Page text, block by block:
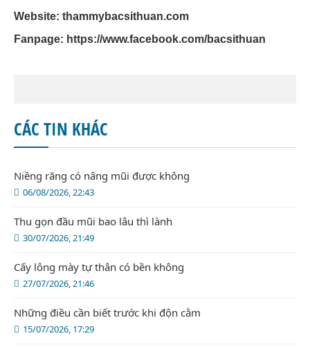
Website: thammybacsithuan.com
Fanpage: https://www.facebook.com/bacsithuan
CÁC TIN KHÁC
06/08/2026, 22:43
Niềng răng có nâng mũi được không
30/07/2026, 21:49
Thu gọn đầu mũi bao lâu thì lành
27/07/2026, 21:46
Cấy lông mày tự thân có bền không
15/07/2026, 17:29
Những điều cần biết trước khi độn cằm